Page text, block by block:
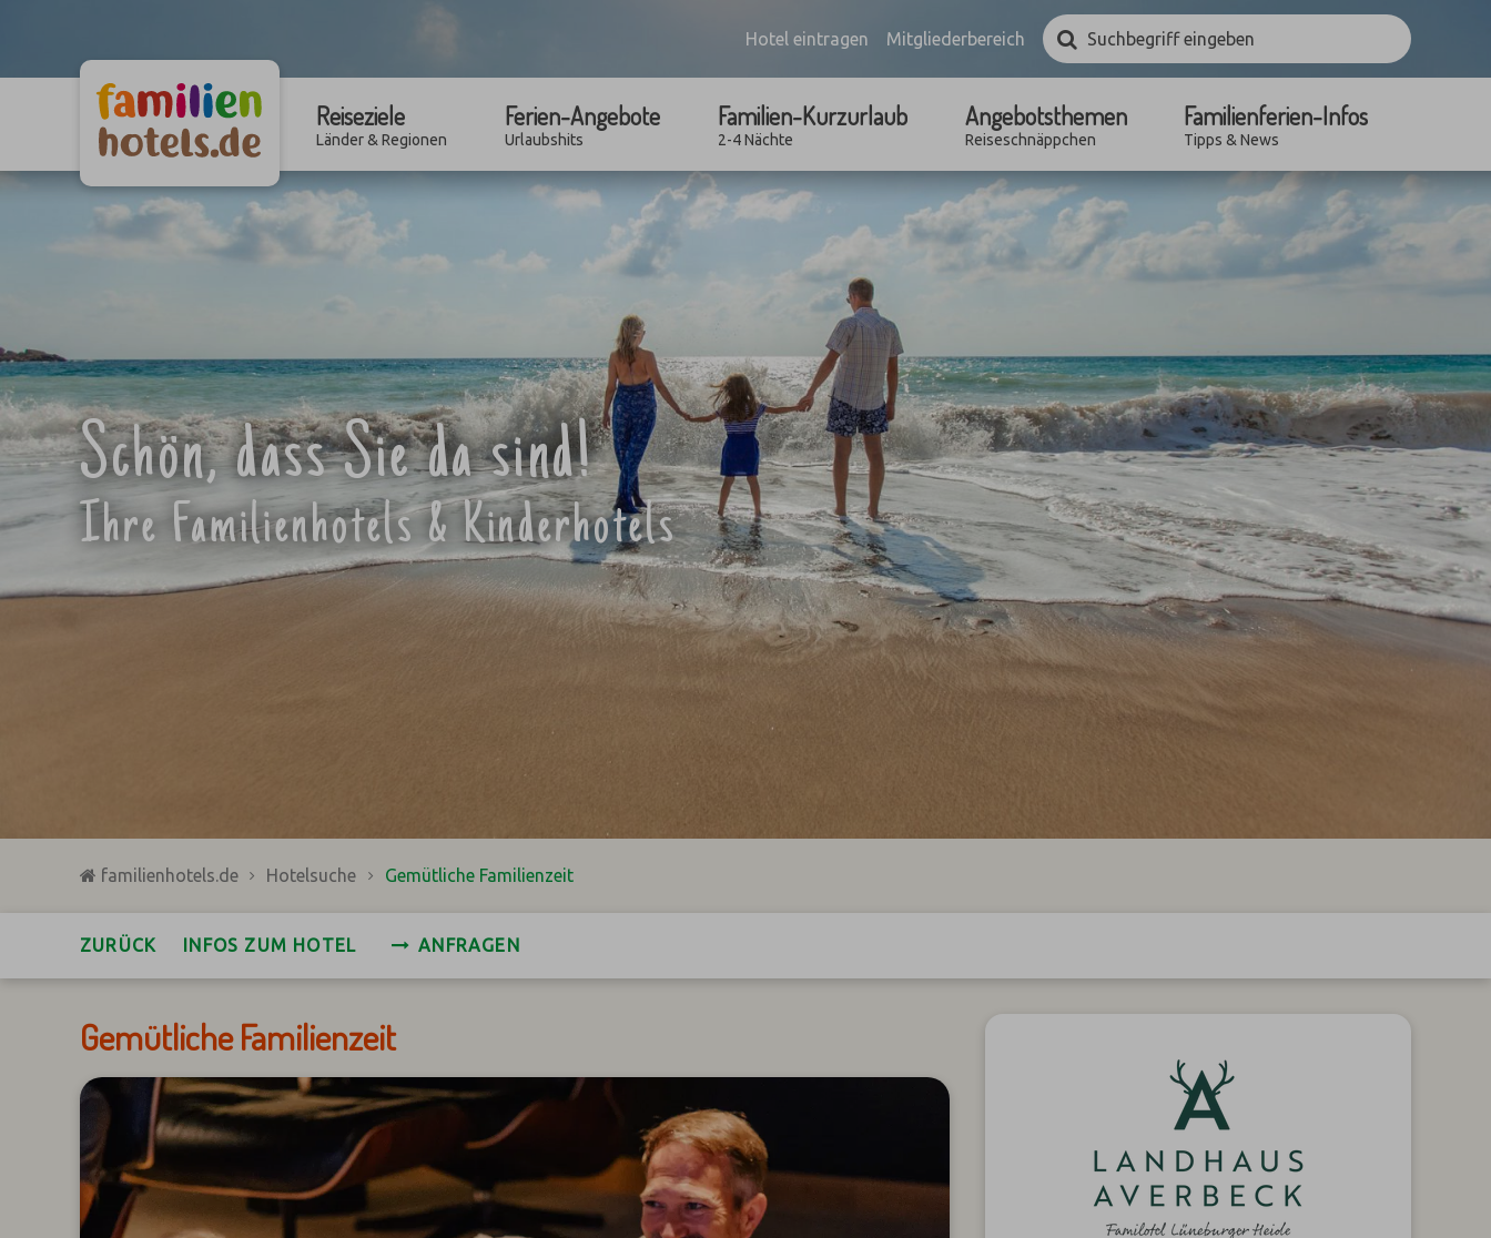
Hotel eintragen Mitgliederbereich
Suchbegriff
eingebenSuchen
Reiseziele
Länder & Regionen
Ferien-Angebote
Urlaubshits
Familien-Kurzurlaub
2-4 Nächte
Angebotsthemen
Reiseschnäppchen
Familienferien-Infos
Tipps & News
Schön, dass Sie da sind!
Ihre Familienhotels & Kinderhotels
familienhotels.de Hotelsuche Gemütliche Familienzeit
ZURÜCK INFOS ZUM HOTEL ANFRAGEN
Gemütliche Familienzeit